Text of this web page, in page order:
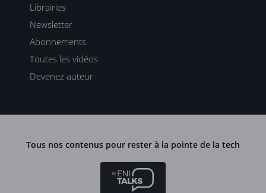
Librairies
Newsletter
Abonnements
Toutes les vidéos
Devenez auteur
Tous nos contenus pour rester à la pointe de la tech